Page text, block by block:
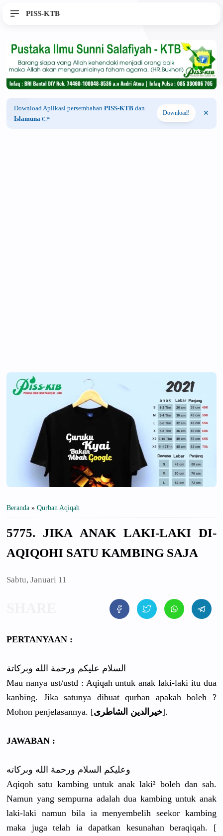
PISS-KTB
Download Aplikasi persembahan PISS-KTB dan
Islamuna 👉
Download!
Beranda » Qurban Aqiqah
5775. JIKA ANAK LAKI-LAKI DI-
AQIQOHI SATU KAMBING SAJA
Sabtu, Januari 11
PERTANYAAN :
السلام عليكم ورحمة الله وبركاتة
Mau nanya ust/ustd : Aqiqah untuk anak laki-laki itu dua
kanbing. Jika satunya dibuat qurban apakah boleh ?
Mohon penjelasannya. [خيرالدين الشاطرى].
JAWABAN :
وعليكم السلام ورحمة الله وبركاته
Aqiqoh satu kambing untuk anak laki² boleh dan sah.
Namun yang sempurna adalah dua kambing untuk anak
laki-laki namun bila ia menyembelih seekor kambing
maka juga telah ia dapatkan kesunahan beraqiqah. [